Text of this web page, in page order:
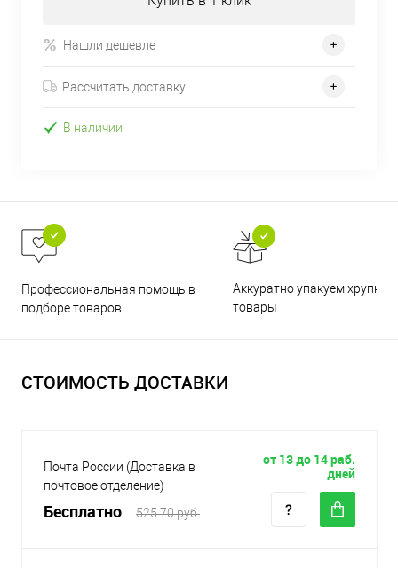
Нашли дешевле
Рассчитать доставку
В наличии
Профессиональная помощь в
подборе товаров
Аккуратно упакуем хрупкие
товары
СТОИМОСТЬ ДОСТАВКИ
Почта России (Доставка в
почтовое отделение)
Бесплатно 525.70 руб.
от 13 до 14 раб.
дней